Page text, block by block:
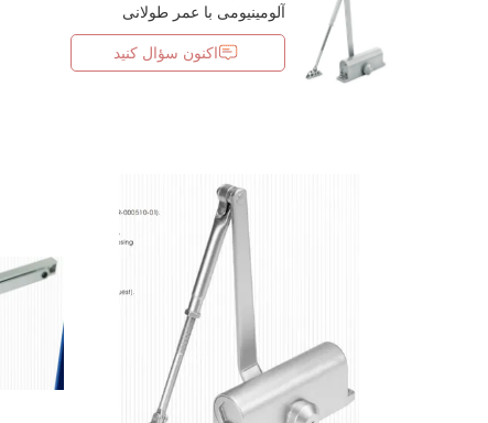
آلومینیومی با عمر طولانی
اکنون سؤال کنید